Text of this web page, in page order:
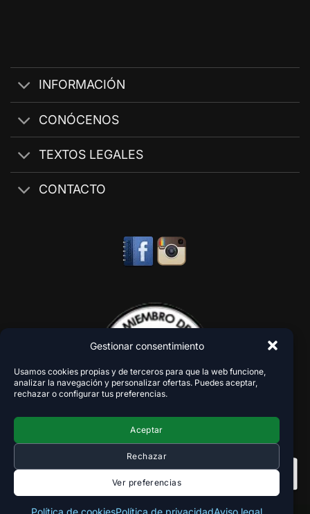
Gestionar consentimiento
Usamos cookies propias y de terceros para que la web funcione,
analizar la navegación y personalizar ofertas. Puedes aceptar,
rechazar o configurar tus preferencias.
Aceptar
Rechazar
Ver preferencias
INFORMACIÓN
CONÓCENOS
TEXTOS LEGALES
CONTACTO